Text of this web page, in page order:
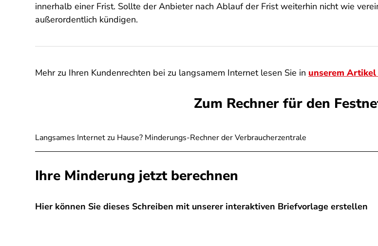
innerhalb einer Frist. Sollte der Anbieter nach Ablauf der Frist weiterhin nicht wie
außerordentlich kündigen.
Mehr zu Ihren Kundenrechten bei zu langsamem Internet lesen Sie in unserem Artikel
Zum Rechner für den
Langsames Internet zu Hause? Minderungs-Rechner der Verbraucherzentrale
Ihre Minderung jetzt berechnen
Hier können Sie dieses Schreiben mit unserer interaktiven Briefvorlage erstellen